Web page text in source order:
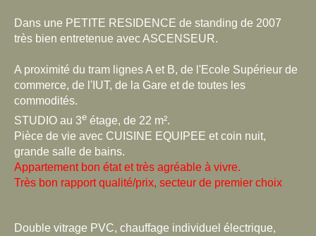
Dans une PETITE RESIDENCE de standing de 2007
très bien entretenue avec ASCENSEUR.
A proximité du tram lignes A et B, de l'Ecole Supérieur de
commerce, de l'IUT, de la Gare et de toutes les
commodités.
STUDIO au 3e étage, de 22 m².
Pièce de vie avec CUISINE EQUIPEE et coin nuit,
grande salle de bains.
Appartement bon état et très agréable à vivre.
Très bon rapport qualité/prix, secteur de premier choix
Double vitrage PVC, chauffage individuel électrique,